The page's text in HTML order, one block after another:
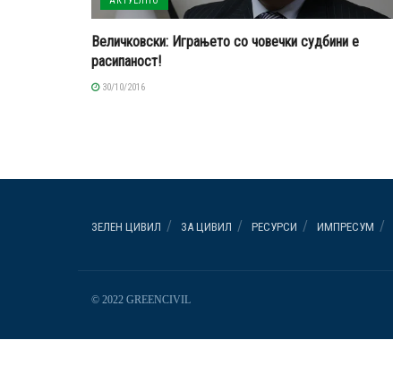
Величковски: Играњето со човечки судбини е
расипаност!
30/10/2016
ЗЕЛЕН ЦИВИЛ ЗА ЦИВИЛ РЕСУРСИ ИМПРЕСУМ
© 2022 GREENCIVIL